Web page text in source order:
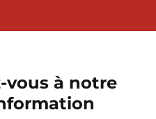
vous à notre